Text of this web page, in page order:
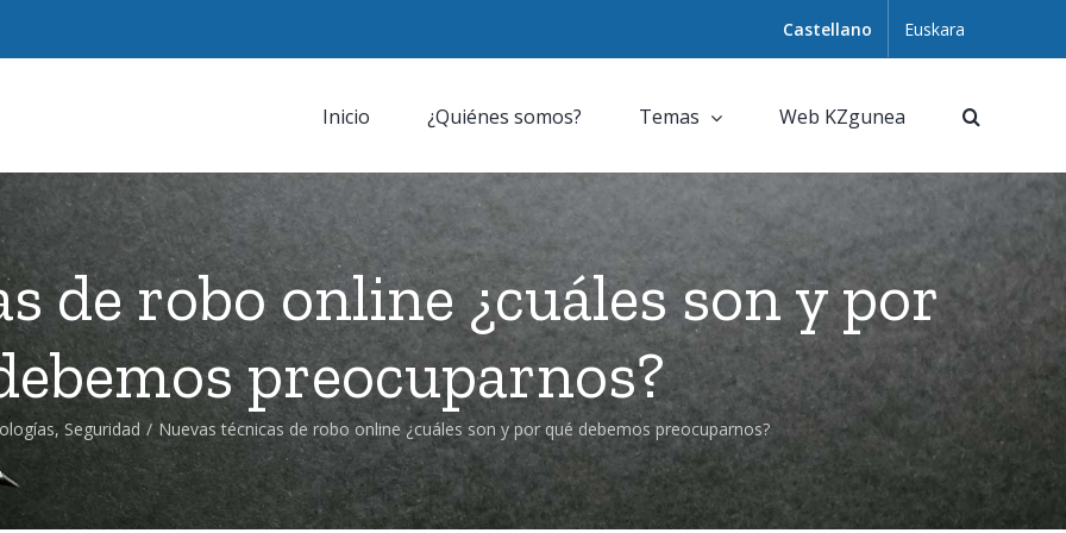
Castellano Euskara
Inicio ¿Quiénes somos? Temas Web KZgunea
de robo online ¿cuáles son y por
preocuparnos?
, Seguridad / Nuevas técnicas de robo online ¿cuáles son y por qué debemos preocuparnos?